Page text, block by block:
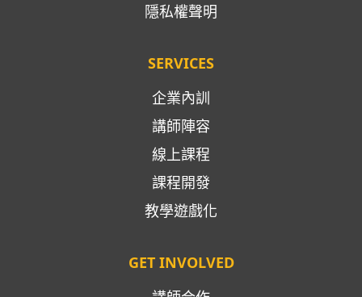
隱私權聲明
SERVICES
企業內訓
講師陣容
線上課程
課程開發
教學遊戲化
GET INVOLVED